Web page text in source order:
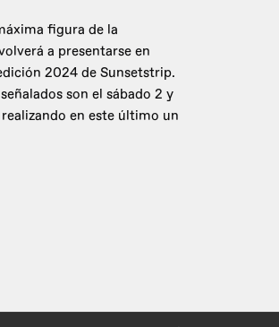
figura de la
a presentarse en
2024 de Sunsetstrip.
son el sábado 2 y
en este último un